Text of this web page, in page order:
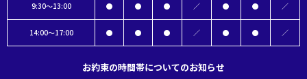
9:30～13:00 ● ● ● ／ ● ● ／
14:00～17:00 ● ● ● ／ ● ● ／
お約束の時間帯についてのお知らせ